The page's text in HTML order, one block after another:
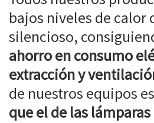
bajos niveles de calor
silencioso,
ahorro en consumo
extracción y
de nuestros equipos
que el de las lámparas